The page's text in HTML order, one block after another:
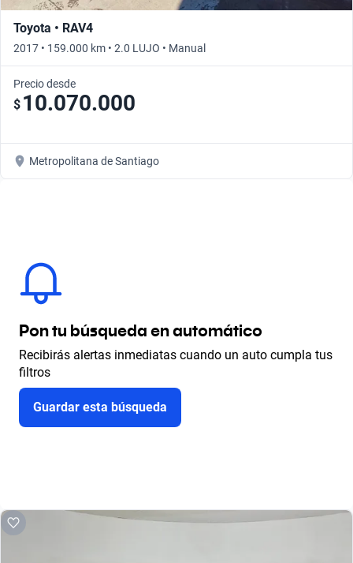
Toyota • RAV4
2017 • 159.000 km • 2.0 LUJO • Manual
Precio desde
$ 10.070.000
Metropolitana de Santiago
Pon tu búsqueda en automático
Recibirás alertas inmediatas cuando un auto cumpla tus
filtros
Guardar esta búsqueda